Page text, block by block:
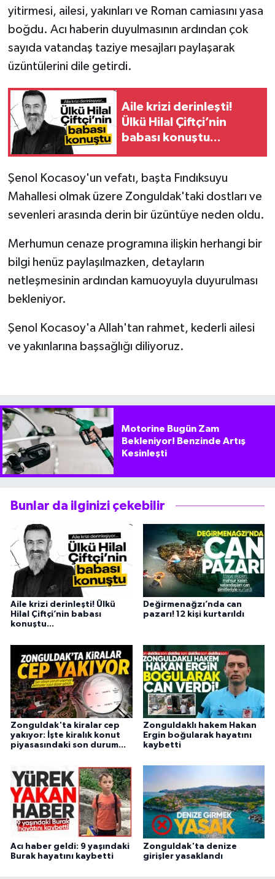
yitirmesi, ailesi, yakınları ve Roman camiasını yasa
boğdu. Acı haberin duyulmasının ardından çok
sayıda vatandaş taziye mesajları paylaşarak
üzüntülerini dile getirdi.
Aile krizi derinleşti!
Ülkü Hilal Çiftçi’nin
babası konuştu...
Şenol Kocasoy'un vefatı, başta Fındıksuyu
Mahallesi olmak üzere Zonguldak'taki dostları ve
sevenleri arasında derin bir üzüntüye neden oldu.
Merhumun cenaze programına ilişkin herhangi bir
bilgi henüz paylaşılmazken, detayların
netleşmesinin ardından kamuoyuyla duyurulması
bekleniyor.
Şenol Kocasoy'a Allah'tan rahmet, kederli ailesi
ve yakınlarına başsağlığı diliyoruz.
Motorine Bugün Zam
Bekleniyor! Benzinde Artış
Kesinleşti
Bunlar da ilginizi çekebilir
Aile krizi derinleşti! Ülkü
Hilal Çiftçi’nin babası
konuştu...
Değirmenağzı’nda can
pazarı! 12 kişi kurtarıldı
Zonguldak'ta kiralar cep
yakıyor: İşte kiralık konut
piyasasındaki son durum...
Zonguldaklı hakem Hakan
Ergin boğularak hayatını
kaybetti
Acı haber geldi: 9 yaşındaki
Burak hayatını kaybetti
Zonguldak'ta denize
girişler yasaklandı